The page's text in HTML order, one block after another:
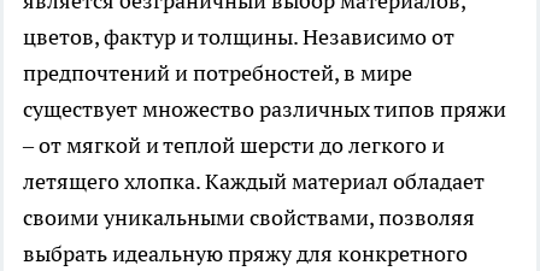
цветов, фактур и толщины. Независимо от
предпочтений и потребностей, в мире
существует множество различных типов пряжи
– от мягкой и теплой шерсти до легкого и
летящего хлопка. Каждый материал обладает
своими уникальными свойствами, позволяя
выбрать идеальную пряжу для конкретного